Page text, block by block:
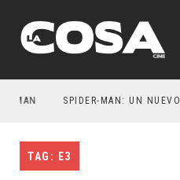
SPIDER-MAN: UN NUEVO
TAG: E3